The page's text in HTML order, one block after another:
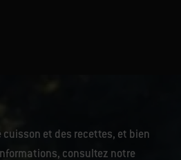
et des recettes, et bien
consultez notre